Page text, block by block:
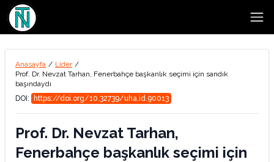
Anasayfa / Lider /
Prof. Dr. Nevzat Tarhan, Fenerbahçe başkanlık seçimi için sandık
başındaydı
DOI:
https://doi.org/10.32739/uha.id.90013
Prof. Dr. Nevzat Tarhan,
Fenerbahçe başkanlık seçimi için